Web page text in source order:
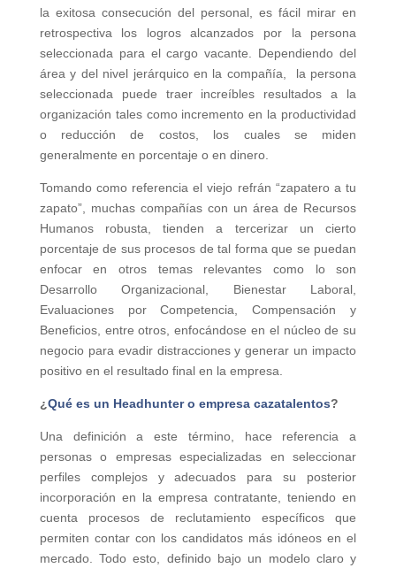
la exitosa consecución del personal, es fácil mirar en
retrospectiva los logros alcanzados por la persona
seleccionada para el cargo vacante. Dependiendo del
área y del nivel jerárquico en la compañía, la persona
seleccionada puede traer increíbles resultados a la
organización tales como incremento en la productividad
o reducción de costos, los cuales se miden
generalmente en porcentaje o en dinero.
Tomando como referencia el viejo refrán “zapatero a tu
zapato”, muchas compañías con un área de Recursos
Humanos robusta, tienden a tercerizar un cierto
porcentaje de sus procesos de tal forma que se puedan
enfocar en otros temas relevantes como lo son
Desarrollo Organizacional, Bienestar Laboral,
Evaluaciones por Competencia, Compensación y
Beneficios, entre otros, enfocándose en el núcleo de su
negocio para evadir distracciones y generar un impacto
positivo en el resultado final en la empresa.
¿Qué es un Headhunter o empresa cazatalentos?
Una definición a este término, hace referencia a
personas o empresas especializadas en seleccionar
perfiles complejos y adecuados para su posterior
incorporación en la empresa contratante, teniendo en
cuenta procesos de reclutamiento específicos que
permiten contar con los candidatos más idóneos en el
mercado. Todo esto, definido bajo un modelo claro y